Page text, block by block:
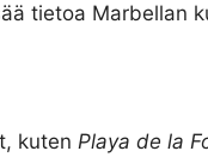
tietoa Marbellan
kuten Playa de la